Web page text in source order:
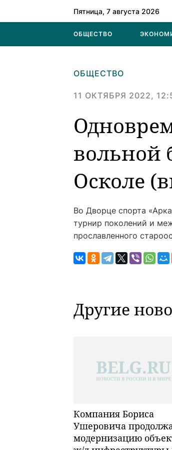
Пятница, 7 августа 2026
ОБЩЕСТВО
ОБЩЕСТВО
11 ОКТЯБРЯ 2022,
вольной
Осколе
Во Дворце спорта
турнир поколений и
прославленного
Другие
Компания Бориса
Ушеровича
модернизацию